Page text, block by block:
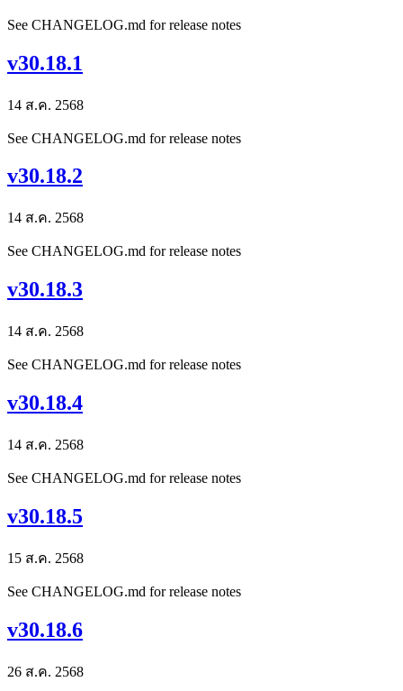
See CHANGELOG.md for release notes
v30.18.1
14 ส.ค. 2568
See CHANGELOG.md for release notes
v30.18.2
14 ส.ค. 2568
See CHANGELOG.md for release notes
v30.18.3
14 ส.ค. 2568
See CHANGELOG.md for release notes
v30.18.4
14 ส.ค. 2568
See CHANGELOG.md for release notes
v30.18.5
15 ส.ค. 2568
See CHANGELOG.md for release notes
v30.18.6
26 ส.ค. 2568